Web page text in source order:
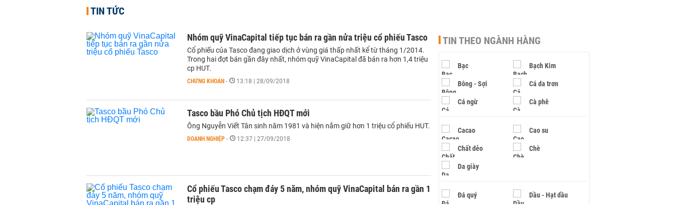
TIN TỨC
Nhóm quỹ VinaCapital tiếp tục bán ra gần nửa triệu cổ phiếu Tasco
Cổ phiếu của Tasco đang giao dịch ở vùng giá thấp nhất kể từ tháng 1/2014.
Trong hai đợt bán gần đây nhất, nhóm quỹ VinaCapital đã bán ra hơn 1,4 triệu
cp HUT.
CHỨNG KHOÁN - 13:18 | 28/09/2018
Tasco bầu Phó Chủ tịch HĐQT mới
Ông Nguyễn Viết Tân sinh năm 1981 và hiện nắm giữ hơn 1 triệu cổ phiếu HUT.
DOANH NGHIỆP - 12:37 | 27/09/2018
Cổ phiếu Tasco chạm đáy 5 năm, nhóm quỹ VinaCapital bán ra gần 1
triệu cp
TIN THEO NGÀNH HÀNG
Bạc Bạch Kim
Bông - Sợi Cá da trơn
Cá ngừ Cà phê
Cacao Cao su
Chất dẻo Chè
Da giày
Đá quý Dầu - Hạt dầu